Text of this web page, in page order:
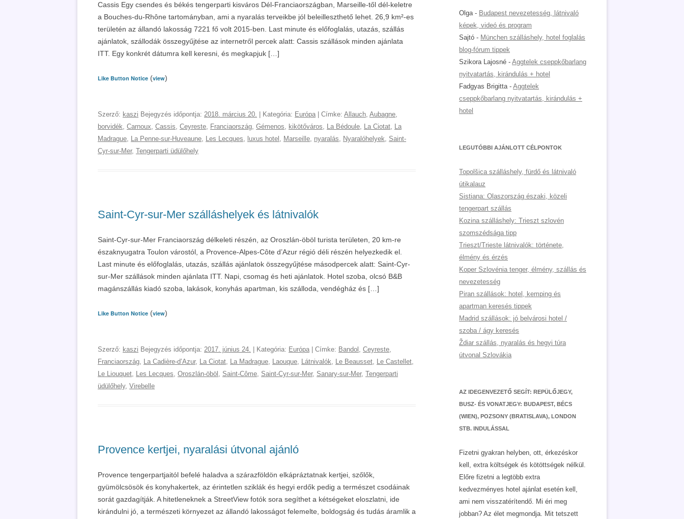
Cassis Egy csendes és békés tengerparti kisváros Dél-Franciaországban, Marseille-től dél-keletre
a Bouches-du-Rhône tartományban, ami a nyaralás terveikbe jól beleilleszthető lehet. 26,9 km²-es
területén az állandó lakosság 7221 fő volt 2015-ben. Last minute és előfoglalás, utazás, szállás
ajánlatok, szállodák összegyűjtése az internetről percek alatt: Cassis szállások minden ajánlata
ITT. Egy konkrét dátumra kell keresni, és megkapjuk […]
Like Button Notice (view)
Szerző: kaszi Bejegyzés időpontja: 2018. március 20. | Kategória: Európa | Címke: Allauch, Aubagne,
borvidék, Carnoux, Cassis, Ceyreste, Franciaország, Gémenos, kikötőváros, La Bédoule, La Ciotat, La
Madrague, La Penne-sur-Huveaune, Les Lecques, luxus hotel , Marseille, nyaralás, Nyaralóhelyek, Saint-
Cyr-sur-Mer, Tengerparti üdülőhely
Saint-Cyr-sur-Mer szálláshelyek és látnivalók
Saint-Cyr-sur-Mer Franciaország délkeleti részén, az Oroszlán-öböl turista területen, 20 km-re
északnyugatra Toulon várostól, a Provence-Alpes-Côte d’Azur régió déli részén helyezkedik el.
Last minute és előfoglalás, utazás, szállás ajánlatok összegyűjtése másodpercek alatt: Saint-Cyr-
sur-Mer szállások minden ajánlata ITT. Napi, csomag és heti ajánlatok. Hotel szoba, olcsó B&B
magánszállás kiadó szoba, lakások, konyhás apartman, kis szálloda, vendégház és […]
Like Button Notice (view)
Szerző: kaszi Bejegyzés időpontja: 2017. június 24. | Kategória: Európa | Címke: Bandol , Ceyreste,
Franciaország, La Cadière-dʼAzur, La Ciotat, La Madrague, Laouque, Látnivalók, Le Beausset, Le Castellet,
Le Liouquet, Les Lecques, Oroszlán-öböl , Saint-Côme, Saint-Cyr-sur-Mer, Sanary-sur-Mer, Tengerparti
üdülőhely, Virebelle
Provence kertjei, nyaralási útvonal ajánló
Provence tengerpartjaitól befelé haladva a szárazföldön elkápráztatnak kertjei, szőlők,
gyümölcsösök és konyhakertek, az érintetlen sziklák és hegyi erdők pedig a természet csodáinak
sorát gazdagítják. A hitetleneknek a StreetView fotók sora segíthet a kétségeket eloszlatni, ide
kirándulni jó, a természeti környezet az állandó lakosságot felemelte, boldogság és tudás áramlik a
Olga- Budapest nevezetesség, látnivaló
képek, videó és program
Sajtó - München szálláshely, hotel foglalás
blog-fórum tippek
Szikora Lajosné - Aggtelek cseppkőbarlang
nyitvatartás, kirándulás + hotel
Fadgyas Brigitta- Aggtelek
cseppkőbarlang nyitvatartás, kirándulás +
hotel
LEGUTÓBBI AJÁNLOTT CÉLPONTOK
Topolšica szálláshely, fürdő és látnivaló
útikalauz
Sistiana: Olaszország északi, közeli
tengerpart szállás
Kozina szálláshely: Trieszt szlovén
szomszédsága tipp
Trieszt/Trieste látnivalók: története,
élmény és érzés
Koper Szlovénia tenger, élmény, szállás és
nevezetesség
Piran szállások: hotel, kemping és
apartman keresés tippek
Madrid szállások: jó belvárosi hotel /
szoba / ágy keresés
Ždiar szállás, nyaralás és hegyi túra
útvonal Szlovákia
AZ IDEGENVEZETŐ SEGÍT: REPÜLŐJEGY,
BUSZ- ÉS VONATJEGY: BUDAPEST, BÉCS
(WIEN), POZSONY (BRATISLAVA), LONDON
STB. INDULÁSSAL
Fizetni gyakran helyben, ott, érkezéskor
kell, extra költségek és kötöttségek nélkül.
Előre fizetni a legtöbb extra
kedvezményes hotel ajánlat esetén kell,
ami nem visszatérítendő. Mi éri meg
jobban? Az élet megmondja. Mit tetszett